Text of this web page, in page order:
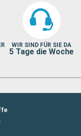
WIR SIND FÜR SIE DA
5 Tage die Woche